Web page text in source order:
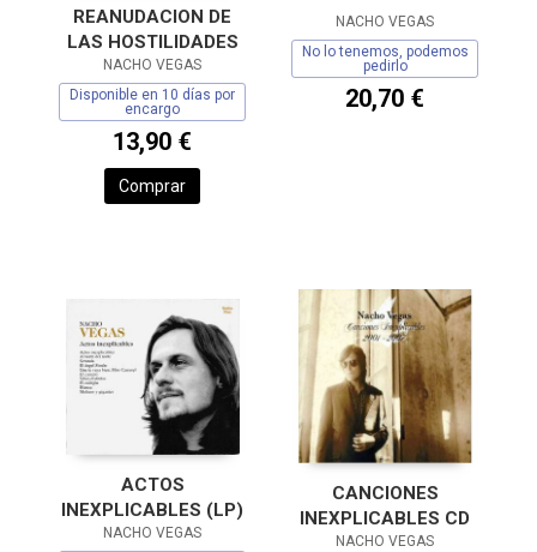
REANUDACION DE
LAS HOSTILIDADES
NACHO VEGAS
Disponible en 10 días por
encargo
13,90 €
Comprar
NACHO VEGAS
No lo tenemos, podemos
pedirlo
20,70 €
ACTOS
INEXPLICABLES (LP)
NACHO VEGAS
CANCIONES
INEXPLICABLES CD
NACHO VEGAS